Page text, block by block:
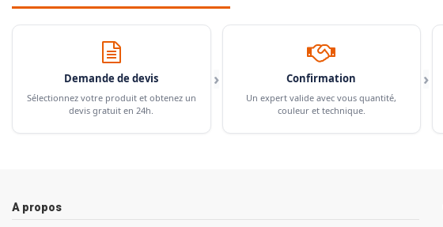
Demande de devis
Sélectionnez votre produit et obtenez un
devis gratuit en 24h.
› Confirmation
Un expert valide avec vous quantité,
couleur et technique.
›
A propos